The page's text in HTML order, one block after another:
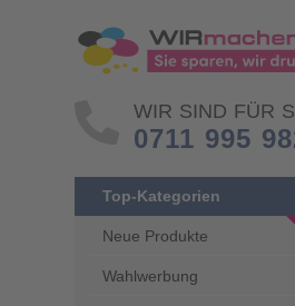
WIR SIND FÜR
0711 995
Top-Kategorien
Neue Produkte
Wahlwerbung